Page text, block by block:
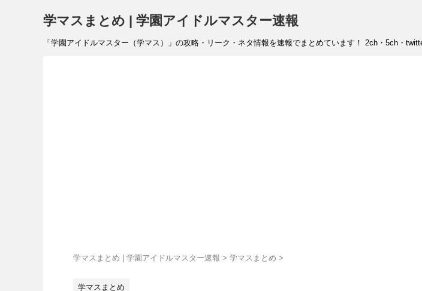
学マスまとめ | 学園アイドルマスター速報
「学園アイドルマスター（学マス）」の攻略・リーク・ネタ情報を速報でまとめています！ 2ch・5ch・
学マスまとめ | 学園アイドルマスター速報 > 学マスまとめ >
学マスまとめ